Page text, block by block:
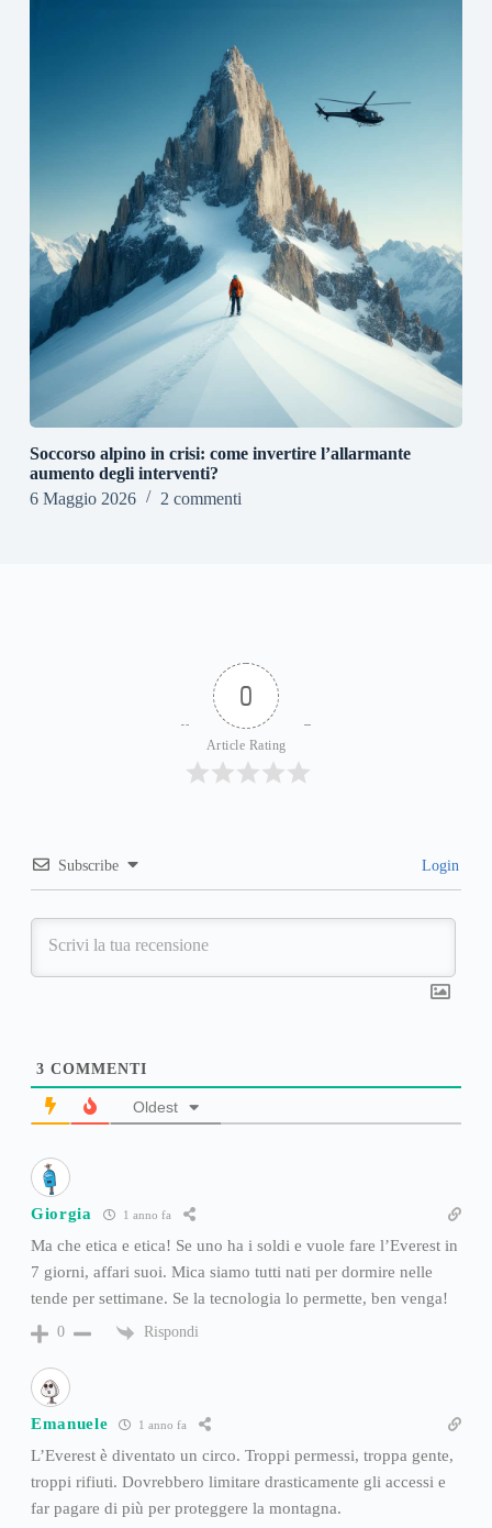
Soccorso alpino in crisi: come invertire l’allarmante
aumento degli interventi?
6 Maggio 2026
2 commenti
0
Article Rating
Subscribe Login
3 COMMENTI
Oldest
Giorgia 1 anno fa
Ma che etica e etica! Se uno ha i soldi e vuole fare l’Everest in
7 giorni, affari suoi. Mica siamo tutti nati per dormire nelle
tende per settimane. Se la tecnologia lo permette, ben venga!
0 Rispondi
Emanuele 1 anno fa
L’Everest è diventato un circo. Troppi permessi, troppa gente,
troppi rifiuti. Dovrebbero limitare drasticamente gli accessi e
far pagare di più per proteggere la montagna.